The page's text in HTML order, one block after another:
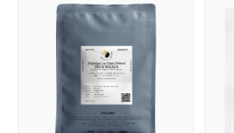
お知らせ
よくある質問
店舗情報